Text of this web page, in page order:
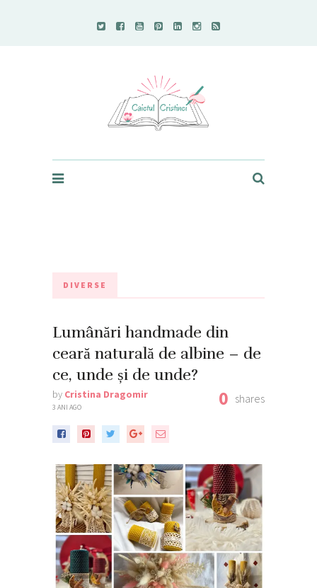
DIVERSE
Lumânări handmade din
ceară naturală de albine – de
ce, unde și de unde?
by Cristina Dragomir
3 ANI AGO 0 shares